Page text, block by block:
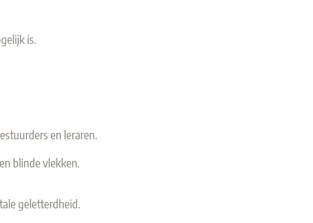
is.
en leraren.
blinde vlekken.
geletterdheid.